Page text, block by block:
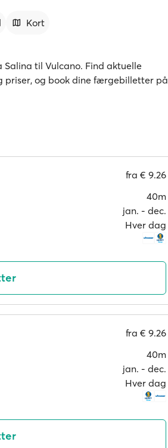
Kort
til Vulcano. Find aktuelle
priser, og book dine færgebilletter på
fra € 9.26
40m
jan. ‐ dec.
Hver dag
fra € 9.26
40m
jan. ‐ dec.
Hver dag